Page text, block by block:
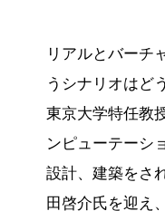
リアルとバーチ
うシナリオはど
東京大学特任教
ンピューテーシ
設計、建築をさ
田啓介氏を迎え